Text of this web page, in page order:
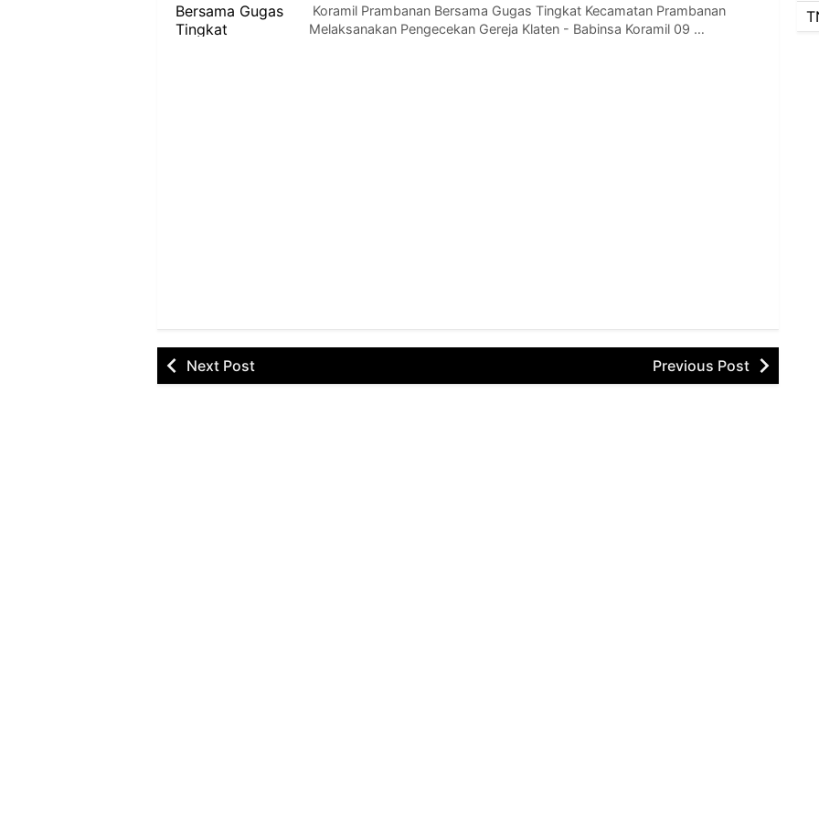
Koramil Prambanan Bersama Gugas Tingkat Kecamatan Prambanan
Melaksanakan Pengecekan Gereja Klaten - Babinsa Koramil 09 …
Next Post Previous Post